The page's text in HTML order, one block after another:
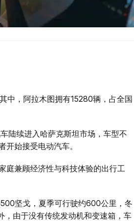
中，阿拉木图拥有15280辆，占全国
陆续进入哈萨克斯坦市场，车型不
始接受电动汽车。
庭兼顾经济性与科技体验的出行工
坚戈，夏季可行驶约600公里，冬
由于没有传统发动机和变速箱，车